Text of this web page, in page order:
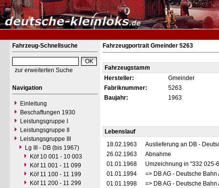
Fahrzeug-Schnellsuche
zur erweiterten Suche
Navigation
Einleitung
Beschaffungen 1930
Leistungsgruppe I
Leistungsgruppe II
Leistungsgruppe III
Lg III - DB (bis 1967)
Köf 10 001 - 10 003
Köf 11 001 - 11 099
Köf 11 100 - 11 199
Köf 11 200 - 11 299
Fahrzeugportrait Gmeinder 5263
Fahrzeugstamm
Hersteller:
Gmeinder
Fabriknummer:
5263
Baujahr:
1963
Lebenslauf
18.02.1963
Auslieferung an DB -
26.02.1963
Abnahme
01.01.1968
Umzeichnung in "332 025-
01.01.1994
=> DB AG - Deutsche
01.01.1998
=> DB AG - Deutsche